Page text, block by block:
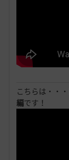
こちらは・・・
編です！